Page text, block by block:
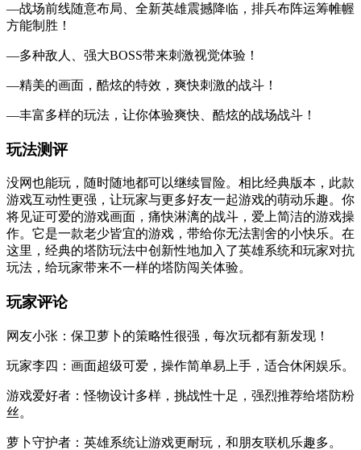
—战场前线随意布局、全新英雄震撼降临，排兵布阵运筹帷幄
方能制胜！
—多种敌人、强大BOSS带来刺激视觉体验！
—精美的画面，酷炫的特效，爽快刺激的战斗！
—丰富多样的玩法，让你体验爽快、酷炫的战场战斗！
玩法测评
没网也能玩，随时随地都可以继续冒险。相比经典版本，此款
游戏互动性更强，让玩家与更多好友一起游戏的萌动乐趣。你
将见证可爱的游戏画面，痛快淋漓的战斗，爱上简洁的游戏操
作。它是一款老少皆宜的游戏，带给你无法割舍的小快乐。在
这里，经典的塔防玩法中创新性地加入了英雄系统和玩家对抗
玩法，给玩家带来不一样的塔防闯关体验。
玩家评论
网友小张：保卫萝卜的策略性很强，每次玩都有新发现！
玩家李四：画面超级可爱，操作简单易上手，适合休闲娱乐。
游戏爱好者：怪物设计多样，挑战性十足，强烈推荐给塔防粉
丝。
萝卜守护者：英雄系统让游戏更耐玩，和朋友联机乐趣多。